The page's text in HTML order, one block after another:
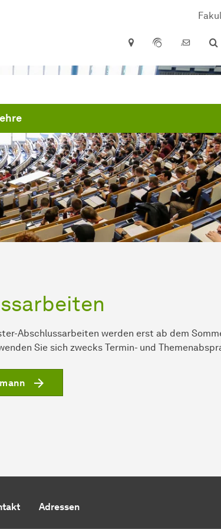
Abschlussarbeiten werden erst ab dem
Sie sich zwecks Termin- und
Adressen